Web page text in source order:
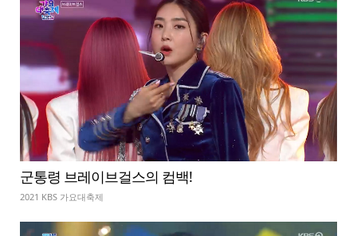
군통령 브레이브걸스의 컴백!
2021 KBS 가요대축제